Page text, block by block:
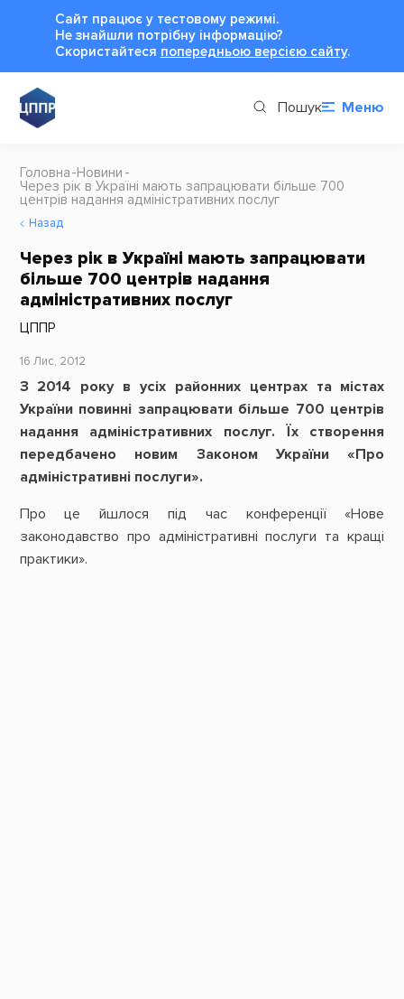
Сайт працює у тестовому режимі.
Не знайшли потрібну інформацію?
Cкористайтеся попередньою версією сайту.
Пошук Меню
Головна Новини
Через рік в Україні мають запрацювати більше 700
центрів надання адміністративних послуг
Назад
Через рік в Україні мають запрацювати
більше 700 центрів надання
адміністративних послуг
ЦППР
16 Лис, 2012
З 2014 року в усіх районних центрах та містах
України повинні запрацювати більше 700 центрів
надання адміністративних послуг. Їх створення
передбачено новим Законом України «Про
адміністративні послуги».
Про це йшлося під час конференції «Нове
законодавство про адміністративні послуги та кращі
практики».